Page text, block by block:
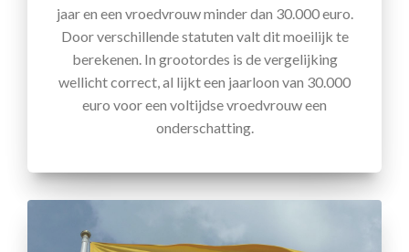
jaar en een vroedvrouw minder dan 30.000 euro.
Door verschillende statuten valt dit moeilijk te
berekenen. In grootordes is de vergelijking
wellicht correct, al lijkt een jaarloon van 30.000
euro voor een voltijdse vroedvrouw een
onderschatting.